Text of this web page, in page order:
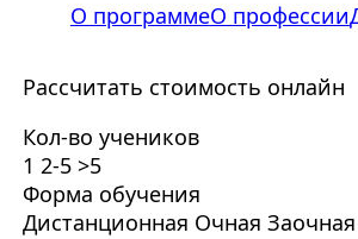
О программеО профессии
Рассчитать стоимость онлайн
Кол-во учеников
1 2-5 >5
Форма обучения
Дистанционная Очная Заочная